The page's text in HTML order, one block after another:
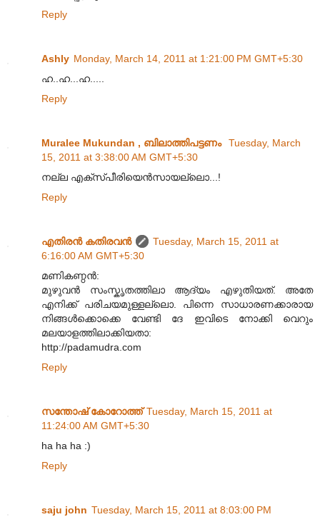
Reply
Ashly Monday, March 14, 2011 at 1:21:00 PM GMT+5:30
ഹ..ഹ...ഹ.....
Reply
Muralee Mukundan , ബിലാത്തിപട്ടണം Tuesday, March
15, 2011 at 3:38:00 AM GMT+5:30
നല്ല എക്സ്പീരിയെൻസായല്ലൊ...!
Reply
എതിരന്‍ കതിരവന്‍
Tuesday, March 15, 2011 at
6:16:00 AM GMT+5:30
മണികണ്ഠൻ:
മുഴുവൻ സംസ്കൃതത്തിലാ ആദ്യം എഴുതിയത്. അതേ
എനിക്ക് പരിചയമുള്ളല്ലൊ. പിന്നെ സാധാരണക്കാരായ
നിങ്ങൾക്കൊക്കെ വേണ്ടി ദേ ഇവിടെ നോക്കി വെറും
മലയാളത്തിലാക്കിയതാ:
http://padamudra.com
Reply
സന്തോഷ്‌ കോറോത്ത് Tuesday, March 15, 2011 at
11:24:00 AM GMT+5:30
ha ha ha :)
Reply
saju john Tuesday, March 15, 2011 at 8:03:00 PM